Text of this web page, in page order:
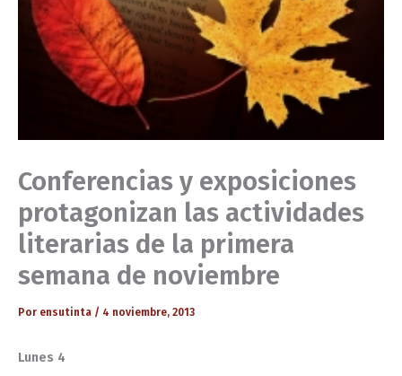
Conferencias y exposiciones
protagonizan las actividades
literarias de la primera
semana de noviembre
Por ensutinta / 4 noviembre, 2013
Lunes 4